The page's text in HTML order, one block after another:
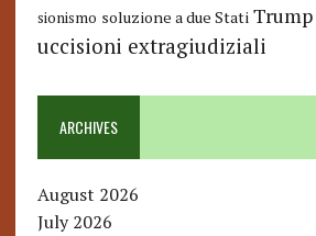
sionismo soluzione a due Stati Trump
uccisioni extragiudiziali
ARCHIVES
August 2026
July 2026